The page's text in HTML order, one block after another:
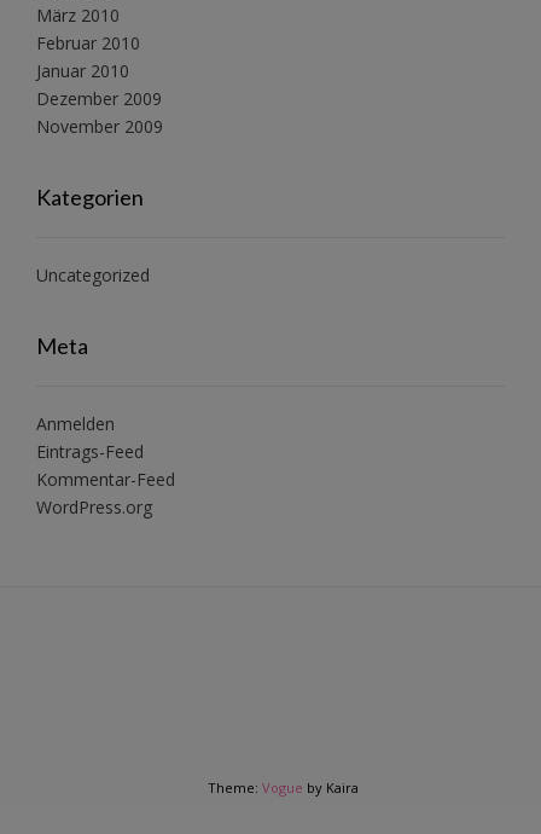
März 2010
Februar 2010
Januar 2010
Dezember 2009
November 2009
Kategorien
Uncategorized
Meta
Anmelden
Eintrags-Feed
Kommentar-Feed
WordPress.org
Theme: Vogue by Kaira